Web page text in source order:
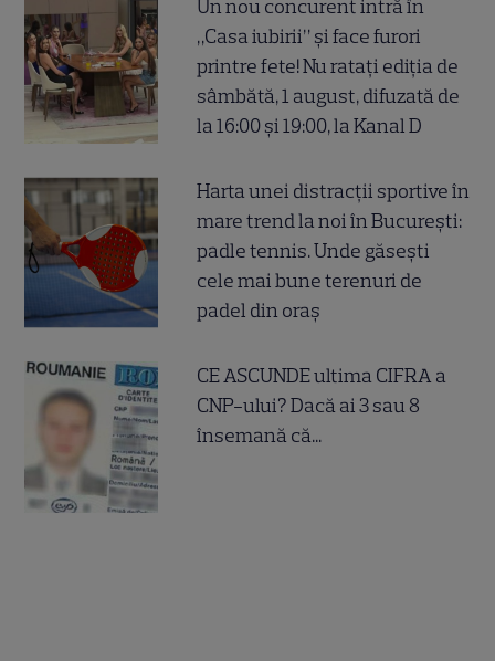
Un nou concurent intră în
„Casa iubirii” și face furori
printre fete! Nu ratați ediția de
sâmbătă, 1 august, difuzată de
la 16:00 și 19:00, la Kanal D
Harta unei distracții sportive în
mare trend la noi în București:
padle tennis. Unde găsești
cele mai bune terenuri de
padel din oraș
CE ASCUNDE ultima CIFRA a
CNP-ului? Dacă ai 3 sau 8
însemană că...